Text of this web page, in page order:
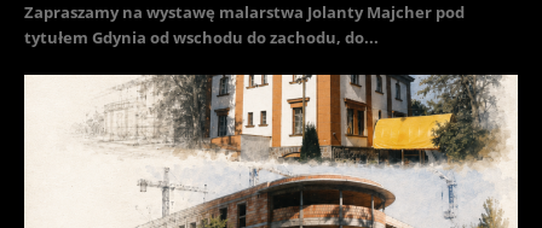
Zapraszamy na wystawę malarstwa Jolanty Majcher pod
tytułem Gdynia od wschodu do zachodu, do...